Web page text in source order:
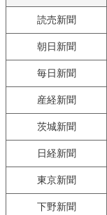
読売新聞
朝日新聞
毎日新聞
産経新聞
茨城新聞
日経新聞
東京新聞
下野新聞